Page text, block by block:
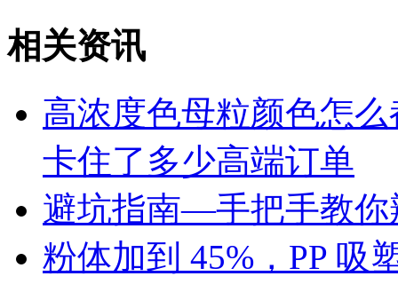
相关资讯
高浓度色母粒颜色怎
卡住了多少高端订单
避坑指南—手把手教你
粉体加到 45%，PP 吸